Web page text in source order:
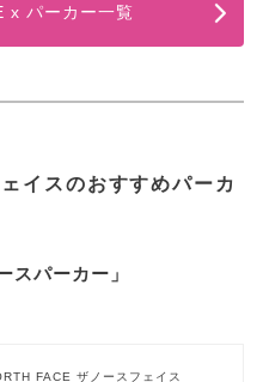
x パーカー一覧
イスのおすすめパーカ
スパーカー」
FACE ザノースフェイス